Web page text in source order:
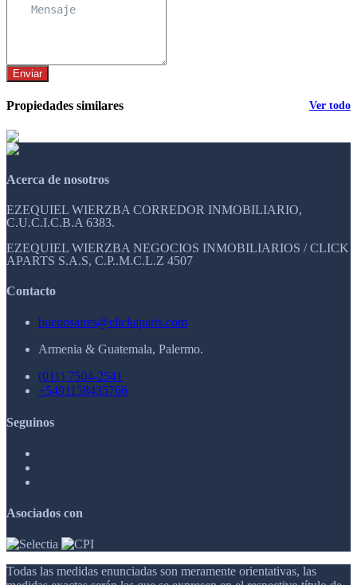
Enviar
Propiedades similares Ver todo
Acerca de nosotros
EZEQUIEL WIERZBA CORREDOR INMOBILIARIO,
C.U.C.I.C.B.A 6383.
EZEQUIEL WIERZBA NEGOCIOS INMOBILIARIOS / CLICK
APARTS S.A.S, C.P..M.C.L.Z 4507
Contacto
buenosaires@clickaparts.com
Armenia & Guatemala, Palermo.
(011) 7504-2541
+5491158435766
Seguinos
Asociados con
Todas las medidas enunciadas son meramente orientativas, las